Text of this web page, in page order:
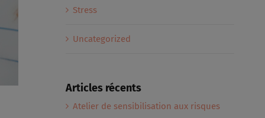
Stress
Uncategorized
Articles récents
Atelier de sensibilisation aux risques